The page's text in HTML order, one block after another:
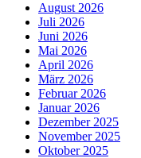
August 2026
Juli 2026
Juni 2026
Mai 2026
April 2026
März 2026
Februar 2026
Januar 2026
Dezember 2025
November 2025
Oktober 2025